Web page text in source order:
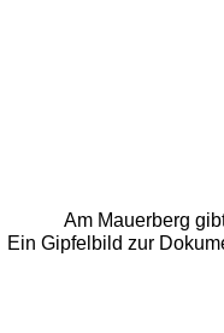
Am Mauerberg
Ein Gipfelbild zur